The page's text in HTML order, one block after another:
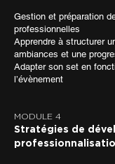
Gestion et préparation
professionnelles
Apprendre à structurer
ambiances et une
Adapter son set en
l’évènement
MODULE 4
Stratégies de